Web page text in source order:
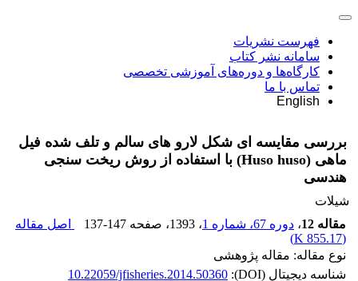
فهرست نشریات
سامانه نشر کتاب
کارگاه‌ها و دوره‌های آموزشی تخصصی
تماس با ما
English
بررسی مقایسه ای شکل لارو های سالم و تلف شده فیل
ماهی (Huso huso) با استفاده از روش ریخت سنجی
هندسی
شیلات
مقاله 12
، دوره 67، شماره 1 ، 1393 ، صفحه 137-147
اصل مقاله
(
855.17 K
)
نوع مقاله: مقاله پژوهشی
شناسه دیجیتال (DOI):
10.22059/jfisheries.2014.50360